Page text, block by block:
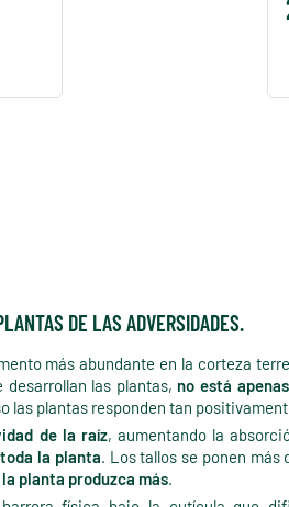
DE LAS ADVERSIDADES.
más abundante en la corteza
desarrollan las plantas, no está
las plantas responden tan
de la raíz, aumentando la
la planta. Los tallos se ponen más
la planta produzca más.